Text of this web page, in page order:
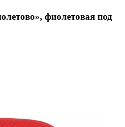
фиолетовая под